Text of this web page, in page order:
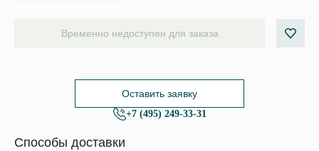
Временно недоступен для заказа
Оставить заявку
+7 (495) 249-33-31
Способы доставки